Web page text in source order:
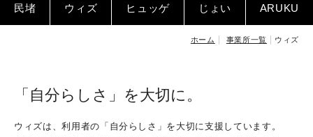
民堵 ウィズ ヒュッゲ じょい ARUKU
ホーム 事業所一覧 ウィズ
ちょうせい広域障害者基幹相談支援センター
活動報告
委員会
「自分らしさ」を大切に。
ウィズは、利用者の「自分らしさ」を大切に支援しています。